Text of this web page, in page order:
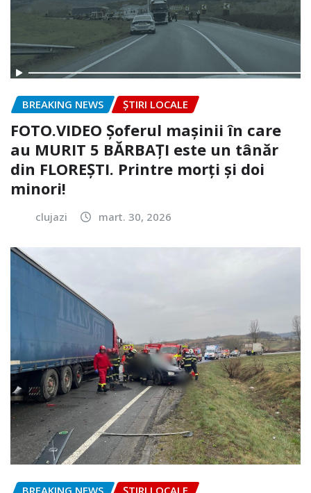
BREAKING NEWS ȘTIRI LOCALE
FOTO.VIDEO Șoferul mașinii în care
au MURIT 5 BĂRBAȚI este un tânăr
din FLOREȘTI. Printre morți și doi
minori!
clujazi mart. 30, 2026